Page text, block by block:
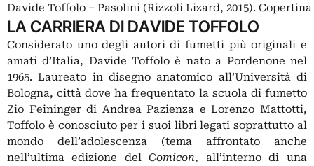
Davide Toffolo – Pasolini (Rizzoli Lizard, 2015). Copertina
LA CARRIERA DI DAVIDE TOFFOLO
Considerato uno degli autori di fumetti più originali e
amati d’Italia, Davide Toffolo è nato a Pordenone nel
1965. Laureato in disegno anatomico all’Università di
Bologna, città dove ha frequentato la scuola di fumetto
Zio Feininger di Andrea Pazienza e Lorenzo Mattotti,
Toffolo è conosciuto per i suoi libri legati soprattutto al
mondo dell’adolescenza (tema affrontato anche
nell’ultima edizione delComicon, all’interno di una